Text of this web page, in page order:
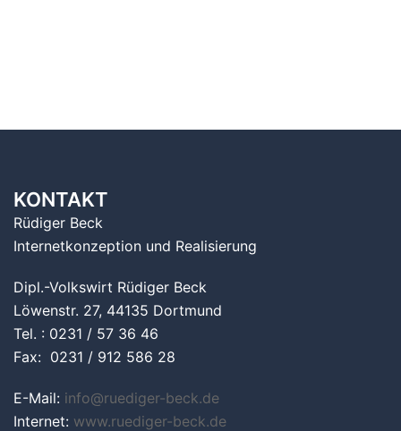
KONTAKT
Rüdiger Beck
Internetkonzeption und Realisierung
Dipl.-Volkswirt Rüdiger Beck
Löwenstr. 27, 44135 Dortmund
Tel. : 0231 / 57 36 46
Fax: 0231 / 912 586 28
E-Mail: info@ruediger-beck.de
Internet: www.ruediger-beck.de